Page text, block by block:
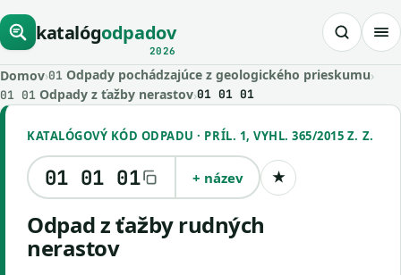
katalógodpadov
2026
Domov›01 Odpady pochádzajúce z geologického prieskumu›
01 01 Odpady z ťažby nerastov›01 01 01
KATALÓGOVÝ KÓD ODPADU · PRÍL. 1, VYHL. 365/2015 Z. Z.
01 01 01 + název ★Uložiť kód
odpad z ťažby rudných
nerastov